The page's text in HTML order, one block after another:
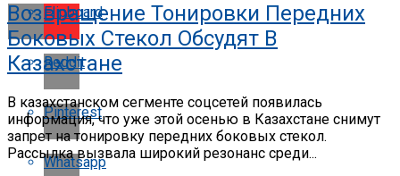
Flipboard
Reddit
Pinterest
Whatsapp
Возвращение Тонировки Передних
Боковых Стекол Обсудят В
Казахстане
В казахстанском сегменте соцсетей появилась
информация, что уже этой осенью в Казахстане снимут
запрет на тонировку передних боковых стекол.
Рассылка вызвала широкий резонанс среди...